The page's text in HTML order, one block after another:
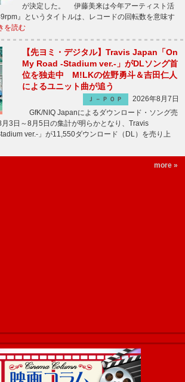
が決定した。 伊藤美来は今年アーティスト活
』というタイトルは、レコードの回転数を意味す
を読む
【先ヨミ・デジタル】Travis Japan「On
My Road -Stadium ver.-」がDLソング首
位を独走中 M!LKの佐野勇斗＆吉田仁人
によるユニット曲が追う
Ｊ－ＰＯＰ
2026年8月7日
GfK/NIQ Japanによるダウンロード・ソング売
3日～8月5日の集計が明らかとなり、Travis
ver.-」が11,550ダウンロード（DL）を売り上
more »